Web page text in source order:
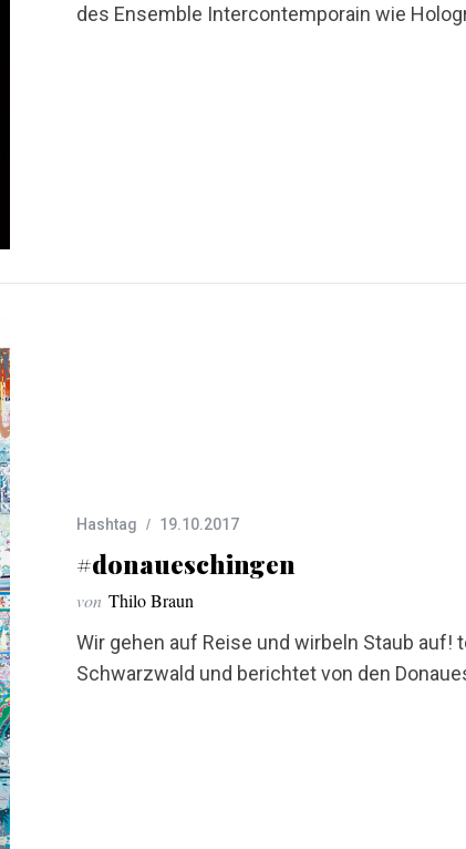
des Ensemble Intercontemporain wie
Hashtag 19.10.2017
#donaueschingen
von Thilo Braun
Wir gehen auf Reise und wirbeln Staub
Schwarzwald und berichtet von den